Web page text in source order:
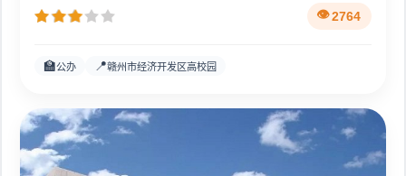
2764
🏫公办 📍赣州市经济开发区高校园